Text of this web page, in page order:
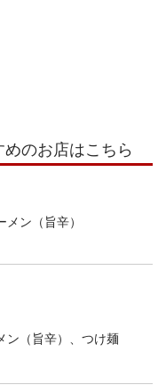
のお店はこちら
ン（旨辛）
ン（旨辛）、つけ麺